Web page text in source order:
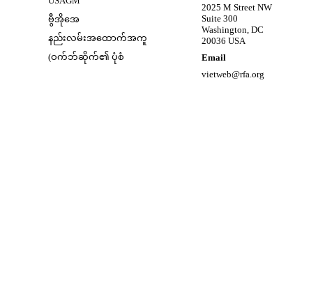
ဗွီအိုအေ
နည်းလမ်းအထောက်အကူ
(ဝက်ဘ်ဆိုက်၏ ပုံစံ
2025 M Street NW
Suite 300
Washington, DC
20036 USA
Email
vietweb@rfa.org